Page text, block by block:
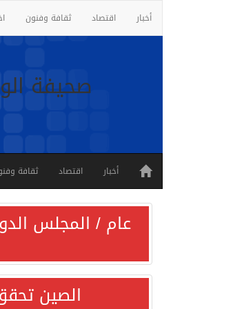
أخبار اقتصاد ثقافة وفنون
صحيفة
أخبار اقتصاد ثقافة
عام / المجلس
الصين